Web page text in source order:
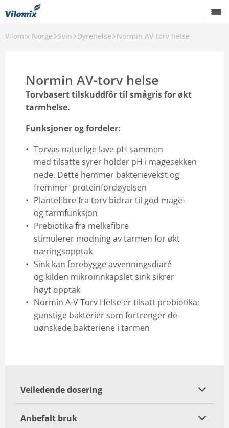
Vilomix Norge Svin Dyrehelse Normin AV-torv helse
Normin AV-torv helse
Torvbasert tilskuddfôr til smågris for økt
tarmhelse.
Funksjoner og fordeler:
Torvas naturlige lave pH sammen
med tilsatte syrer holder pH i magesekken
nede. Dette hemmer bakterievekst og
fremmer proteinfordøyelsen
Plantefibre fra torv bidrar til god mage-
og tarmfunksjon
Prebiotika fra melkefibre
stimulerer modning av tarmen for økt
næringsopptak
Sink kan forebygge avvenningsdiaré
og kilden mikroinnkapslet sink sikrer
høyt opptak
Normin A-V Torv Helse er tilsatt probiotika;
gunstige bakterier som fortrenger de
uønskede bakteriene i tarmen
Veiledende dosering
Anbefalt bruk
Fjørfe
Hest
Rekvisita
Om oss
Danish Agro Group